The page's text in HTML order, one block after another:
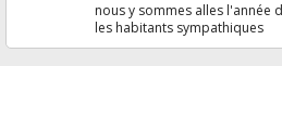
nous y sommes alles l'année
les habitants sympathiques